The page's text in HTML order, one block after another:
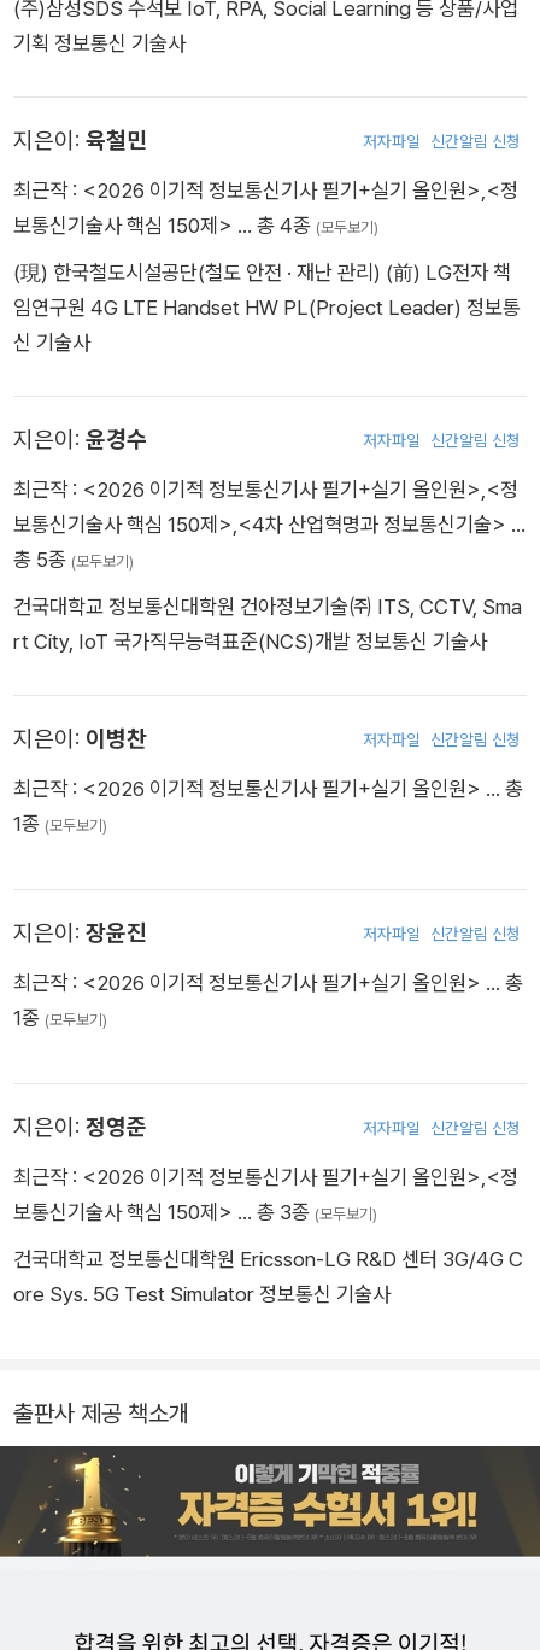
(주)삼성SDS 수석보 IoT, RPA, Social Learning 등 상품/사업
기획 정보통신 기술사
지은이: 육철민 저자파일 신간알림 신청
최근작 : <2026 이기적 정보통신기사 필기+실기 올인원>,<정
보통신기술사 핵심 150제> … 총 4종 (모두보기)
(現) 한국철도시설공단(철도 안전 · 재난 관리) (前) LG전자 책
임연구원 4G LTE Handset HW PL(Project Leader) 정보통
신 기술사
지은이: 윤경수 저자파일 신간알림 신청
최근작 : <2026 이기적 정보통신기사 필기+실기 올인원>,<정
보통신기술사 핵심 150제>,<4차 산업혁명과 정보통신기술> …
총 5종 (모두보기)
건국대학교 정보통신대학원 건아정보기술㈜ ITS, CCTV, Sma
rt City, IoT 국가직무능력표준(NCS)개발 정보통신 기술사
지은이: 이병찬 저자파일 신간알림 신청
최근작 : <2026 이기적 정보통신기사 필기+실기 올인원> … 총
1종 (모두보기)
지은이: 장윤진 저자파일 신간알림 신청
최근작 : <2026 이기적 정보통신기사 필기+실기 올인원> … 총
1종 (모두보기)
지은이: 정영준 저자파일 신간알림 신청
최근작 : <2026 이기적 정보통신기사 필기+실기 올인원>,<정
보통신기술사 핵심 150제> … 총 3종 (모두보기)
건국대학교 정보통신대학원 Ericsson-LG R&D 센터 3G/4G C
ore Sys. 5G Test Simulator 정보통신 기술사
출판사 제공 책소개